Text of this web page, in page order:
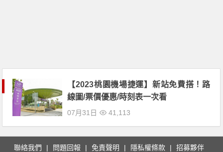
【2023桃園機場捷運】新站免費搭！路
線圖/票價優惠/時刻表一次看
07月31日 41,113
聯絡我們 問題回報 免責聲明 隱私權條款 招募夥伴